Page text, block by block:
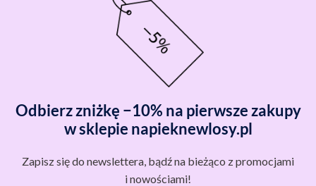
Odbierz zniżkę −10% na pierwsze zakupy
w sklepie napieknewlosy.pl
Zapisz się do newslettera, bądź na bieżąco z promocjami
i nowościami!